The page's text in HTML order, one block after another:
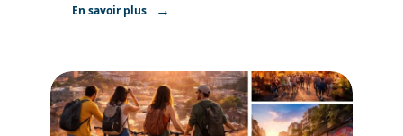
En savoir plus